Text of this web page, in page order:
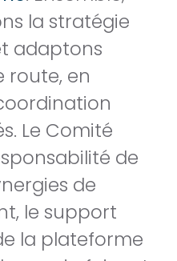
la stratégie
adaptons
route, en
Le Comité
de
de
le support
la plateforme